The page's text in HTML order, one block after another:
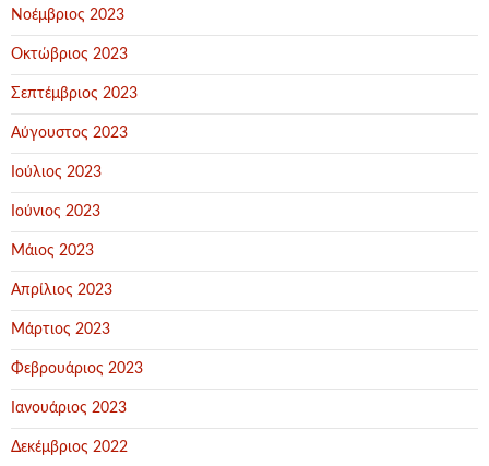
Νοέμβριος 2023
Οκτώβριος 2023
Σεπτέμβριος 2023
Αύγουστος 2023
Ιούλιος 2023
Ιούνιος 2023
Μάιος 2023
Απρίλιος 2023
Μάρτιος 2023
Φεβρουάριος 2023
Ιανουάριος 2023
Δεκέμβριος 2022